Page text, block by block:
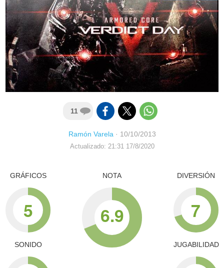
11
Ramón Varela · 10/10/2013
Actualizado: 21:31 17/8/2020
GRÁFICOS
5
SONIDO
NOTA
6.9
DIVERSIÓN
7
JUGABILIDAD